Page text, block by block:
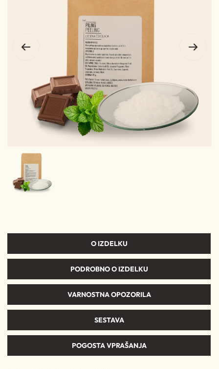
O IZDELKU
PODROBNO O IZDELKU
VARNOSTNA OPOZORILA
SESTAVA
POGOSTA VPRAŠANJA